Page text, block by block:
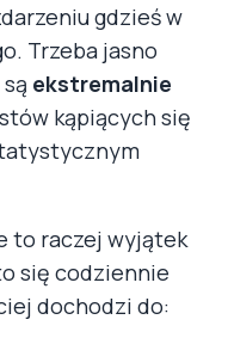
gdzieś w
Trzeba jasno
ekstremalnie
kąpiących się
to raczej wyjątek
się codziennie
dochodzi do: